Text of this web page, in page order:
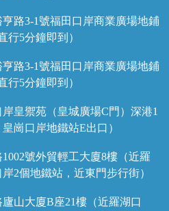
路3-1號福田口岸商業廣場地鋪
行5分鐘即到）
路3-1號福田口岸商業廣場地鋪
行5分鐘即到）
皇禦苑（皇城廣場C門）深港1
崗口岸地鐵站E出口）
號外貿輕工大廈8樓（近羅
2個地鐵站，近東門步行街）
山大廈B座21樓（近羅湖口